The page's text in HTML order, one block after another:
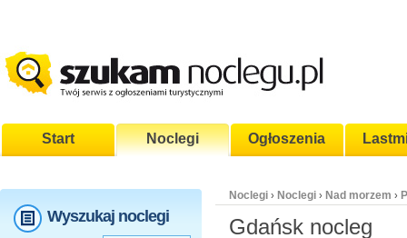
Start Noclegi Ogłoszenia
Wyszukaj noclegi
Noclegi › Noclegi › Nad morzem ›
Gdańsk nocleg